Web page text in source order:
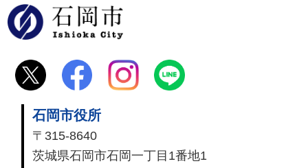
石岡市役所
〒315-8640
茨城県石岡市石岡一丁目1番地1